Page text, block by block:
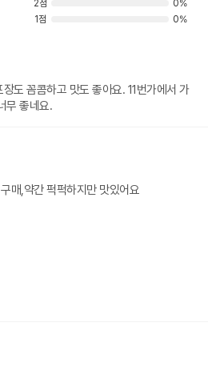
2점
0%
1점
0%
도 꼼콤하고 맛도 좋아요. 11번가에서 가
무 좋네요.
매,약간 퍽퍽하지만 맛있어요